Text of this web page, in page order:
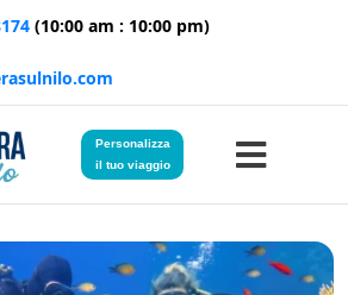
(10:00 am : 10:00 pm)
Personalizza
il tuo viaggio